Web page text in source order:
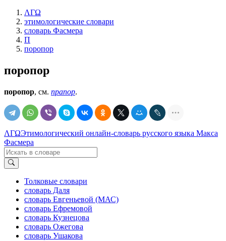
ΛΓΩ
этимологические словари
словарь Фасмера
П
поропор
поропор
поропор, см. прапор.
ΛΓΩЭтимологический онлайн-словарь русского языка Макса
Фасмера
Толковые словари
словарь Даля
словарь Евгеньевой (МАС)
словарь Ефремовой
словарь Кузнецова
словарь Ожегова
словарь Ушакова